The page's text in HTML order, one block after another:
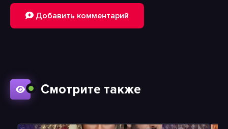
Добавить комментарий
Смотрите также